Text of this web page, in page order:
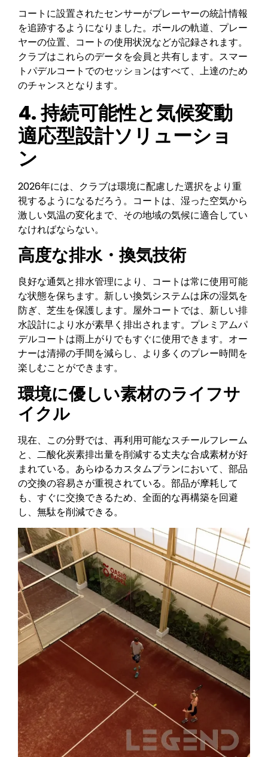
コートに設置されたセンサーがプレーヤーの統計情報
を追跡するようになりました。ボールの軌道、プレー
ヤーの位置、コートの使用状況などが記録されます。
クラブはこれらのデータを会員と共有します。スマー
トパデルコートでのセッションはすべて、上達のため
のチャンスとなります。
4.持続可能性と気候変動
適応型設計ソリューショ
ン
2026年には、クラブは環境に配慮した選択をより重
視するようになるだろう。コートは、湿った空気から
激しい気温の変化まで、その地域の気候に適合してい
なければならない。
高度な排水・換気技術
良好な通気と排水管理により、コートは常に使用可能
な状態を保ちます。新しい換気システムは床の湿気を
防ぎ、芝生を保護します。屋外コートでは、新しい排
水設計により水が素早く排出されます。プレミアムパ
デルコートは雨上がりでもすぐに使用できます。オー
ナーは清掃の手間を減らし、より多くのプレー時間を
楽しむことができます。
環境に優しい素材のライフサ
イクル
現在、この分野では、再利用可能なスチールフレーム
と、二酸化炭素排出量を削減する丈夫な合成素材が好
まれている。あらゆるカスタムプランにおいて、部品
の交換の容易さが重視されている。部品が摩耗して
も、すぐに交換できるため、全面的な再構築を回避
し、無駄を削減できる。